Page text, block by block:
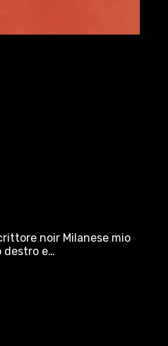
noir Milanese mio
destro e…